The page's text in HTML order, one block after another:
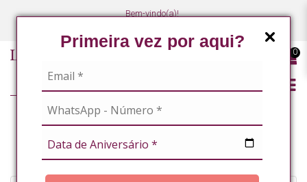
Primeira vez por aqui?
Bem-vindo(a)!
0